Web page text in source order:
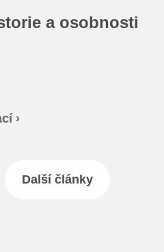
a osobnosti
›
Další články